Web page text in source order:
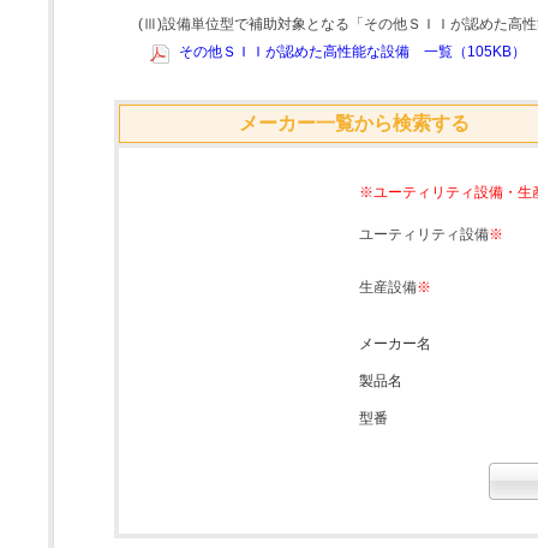
(Ⅲ)設備単位型で補助対象となる「その他ＳＩＩが認めた高
その他ＳＩＩが認めた高性能な設備 一覧（105KB）
メーカー一覧から検索する
※ユーティリティ設備・生
ユーティリティ設備※
生産設備※
メーカー名
製品名
型番